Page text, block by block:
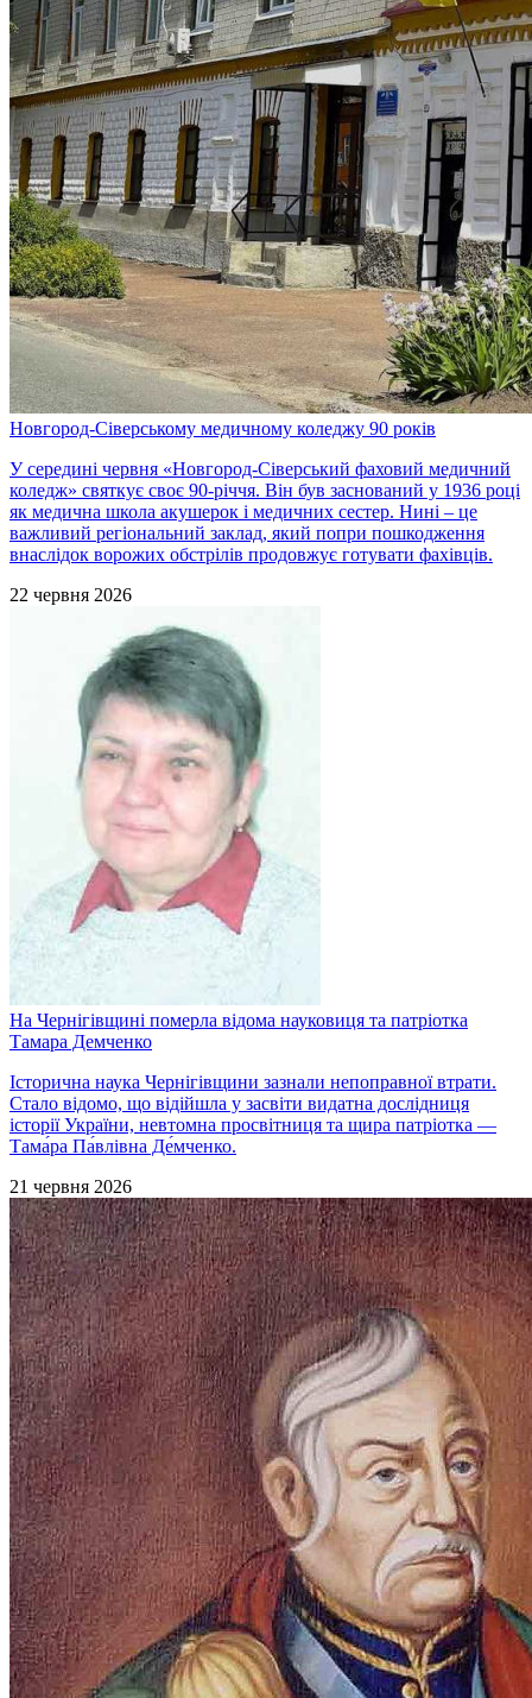
Новгород-Сіверському медичному коледжу 90 років
У середині червня «Новгород-Сіверський фаховий медичний
коледж» святкує своє 90-річчя. Він був заснований у 1936 році
як медична школа акушерок і медичних сестер. Нині – це
важливий регіональний заклад, який попри пошкодження
внаслідок ворожих обстрілів продовжує готувати фахівців.
22 червня 2026
На Чернігівщині померла відома науковиця та патріотка
Тамара Демченко
Історична наука Чернігівщини зазнали непоправної втрати.
Стало відомо, що відійшла у засвіти видатна дослідниця
історії України, невтомна просвітниця та щира патріотка —
Тама́ра Па́влівна Де́мченко.
21 червня 2026